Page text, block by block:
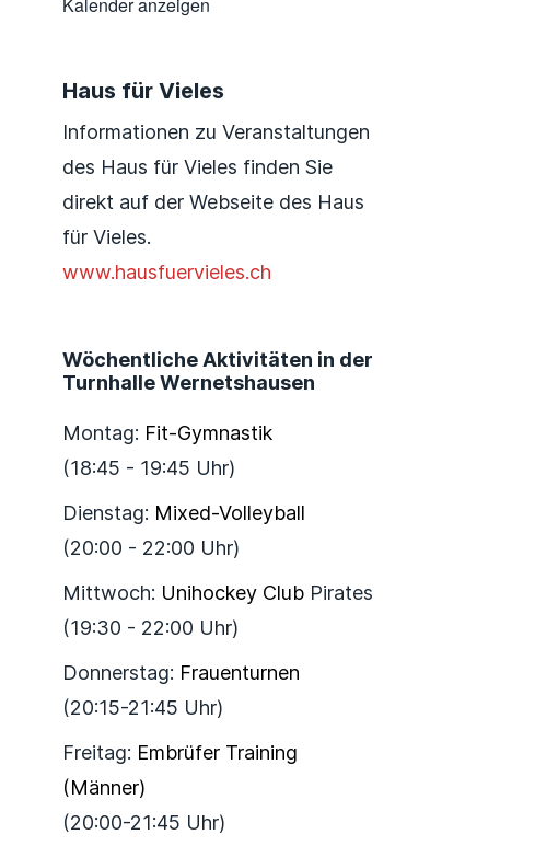
Kalender anzeigen
Haus für Vieles
Informationen zu Veranstaltungen
des Haus für Vieles finden Sie
direkt auf der Webseite des Haus
für Vieles.
www.hausfuervieles.ch
Wöchentliche Aktivitäten in der
Turnhalle Wernetshausen
Montag: Fit-Gymnastik
(18:45 - 19:45 Uhr)
Dienstag: Mixed-Volleyball
(20:00 - 22:00 Uhr)
Mittwoch: Unihockey ClubPirates
(19:30 - 22:00 Uhr)
Donnerstag: Frauenturnen
(20:15-21:45 Uhr)
Freitag: Embrüfer Training
(Männer)
(20:00-21:45 Uhr)